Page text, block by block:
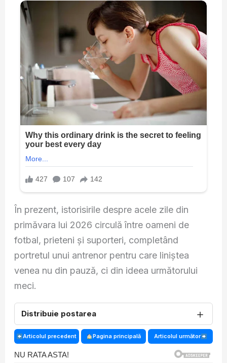
În prezent, istorisirile despre acele zile din
primăvara lui 2026 circulă între oameni de
fotbal, prieteni și suporteri, completând
portretul unui antrenor pentru care liniștea
venea nu din pauză, ci din ideea următorului
meci.
Distribuie postarea ＋
Articolul precedent Pagina principală Articolul următor